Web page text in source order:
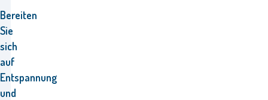
Bereiten
Sie
sich
auf
Entspannung
und